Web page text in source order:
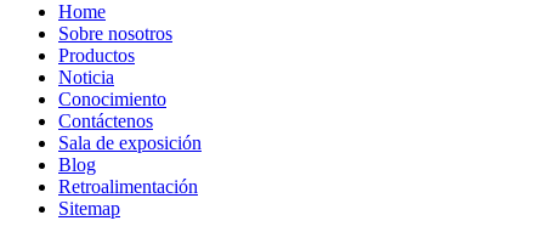
Home
Sobre nosotros
Productos
Noticia
Conocimiento
Contáctenos
Sala de exposición
Blog
Retroalimentación
Sitemap